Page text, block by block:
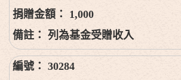
1,000
列為基金受贈收入
30284